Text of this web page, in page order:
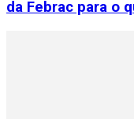
da Febrac para o